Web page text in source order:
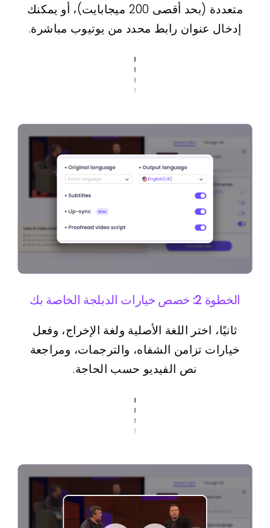
متعددة (بحد أقصى 200 ميجابايت)، أو يمكنك
إدخال عنوان رابط محدد من يوتيوب مباشرة.
الخطوة 2: خصص خيارات الدبلجة الخاصة بك
ثانيًا، اختر اللغة الأصلية ولغة الإخراج، وفعل
خيارات تزامن الشفاه، والترجمات، ومراجعة
نص الفيديو حسب الحاجة.